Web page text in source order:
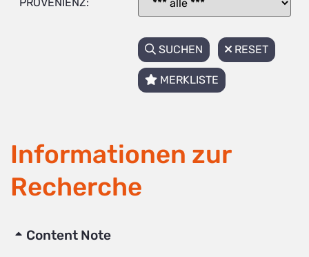
SUCHEN RESET
MERKLISTE
Informationen zur
Recherche
Content Note